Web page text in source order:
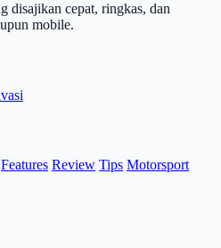
disajikan cepat, ringkas, dan
mobile.
Features Review Tips Motorsport